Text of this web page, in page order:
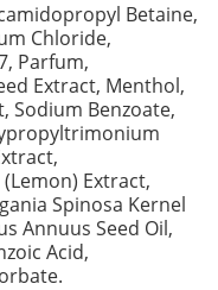
Betaine,
Chloride,
Parfum,
Extract, Menthol,
Sodium Benzoate,
Extract,
Spinosa Kernel
Annuus Seed Oil,
Acid,